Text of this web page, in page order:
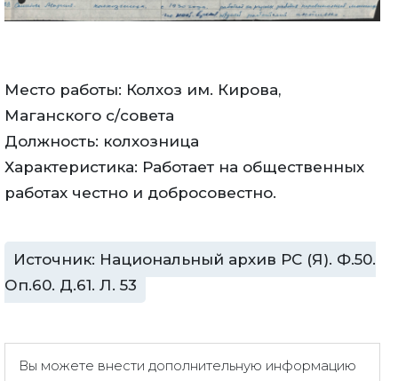
Место работы: Колхоз им. Кирова,
Маганского с/совета
Должность: колхозница
Характеристика: Работает на общественных
работах честно и добросовестно.
Источник: Национальный архив РС (Я). Ф.50.
Оп.60. Д.61. Л. 53
Вы можете внести дополнительную информацию